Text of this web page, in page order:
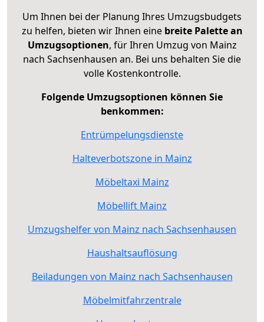
Um Ihnen bei der Planung Ihres Umzugsbudgets
zu helfen, bieten wir Ihnen eine breite Palette an
Umzugsoptionen, für Ihren Umzug von Mainz
nach Sachsenhausen an. Bei uns behalten Sie die
volle Kostenkontrolle.
Folgende Umzugsoptionen können Sie
benkommen:
Entrümpelungsdienste
Halteverbotszone in Mainz
Möbeltaxi Mainz
Möbellift Mainz
Umzugshelfer von Mainz nach Sachsenhausen
Haushaltsauflösung
Beiladungen von Mainz nach Sachsenhausen
Möbelmitfahrzentrale